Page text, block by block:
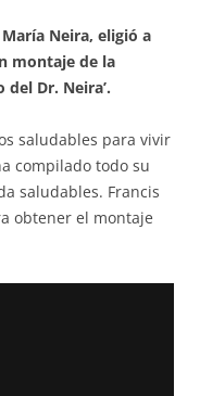
Neira, eligió a
montaje de la
Dr. Neira’.
saludables para vivir
compilado todo su
saludables. Francis
obtener el montaje